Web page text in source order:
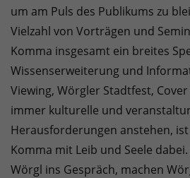
um am Puls des Publikums zu
Vielzahl von Vorträgen und
Komma insgesamt ein breites
Wissenserweiterung und
Viewing, Wörgler Stadtfest, Cover
immer kulturelle und
Herausforderungen anstehen,
Komma mit Leib und Seele
Wörgl ins Gespräch, machen